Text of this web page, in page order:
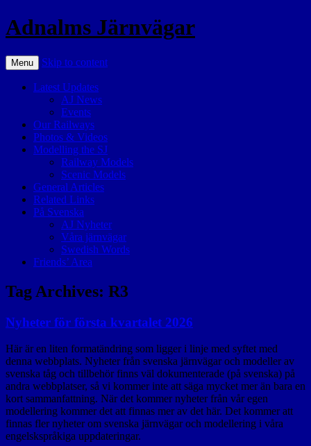
Adnalms Järnvägar
Menu Skip to content
Latest Updates
AJ News
Events
Our Railways
Photos & Videos
Modelling the SJ
Railway Models
Scenic Models
General Articles
Related Links
På Svenska
AJ Nyheter
Våra järnvägar
Swedish Words
Friends’ Area
Tag Archives: R3
Nyheter för första kvartalet 2026
Här är en liten formatändring som ligger i linje med syftet med
denna webbplats. Nyheter från svenska järnvägar och modeller av
svenska tåg och tillbehör finns väl dokumenterade (på svenska) på
andra webbplatser, så vi kommer inte att säga mycket mer än bara en
kort sammanfattning. När det kommer nyheter från vår egen
modellering kommer det att finnas mer av det här. Det kommer att
finnas fler nyheter om svenska järnvägar och modellering i våra
engelskspråkiga uppdateringar.